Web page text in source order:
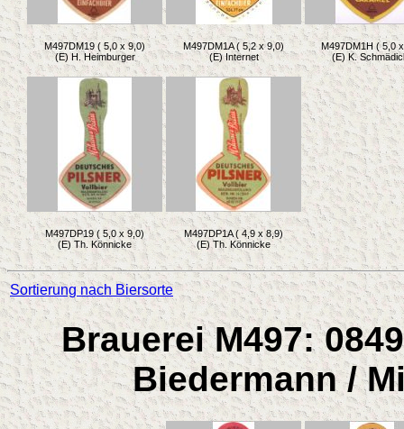
M497DM19 ( 5,0 x 9,0)
(E) H. Heimburger
M497DM1A ( 5,2 x 9,0)
(E) Internet
M497DM1H ( 5,0
(E) K.
M497DP19 ( 5,0 x 9,0)
(E) Th. Könnicke
M497DP1A ( 4,9 x 8,9)
(E) Th. Könnicke
Sortierung nach Biersorte
Brauerei M497:
Biedermann /